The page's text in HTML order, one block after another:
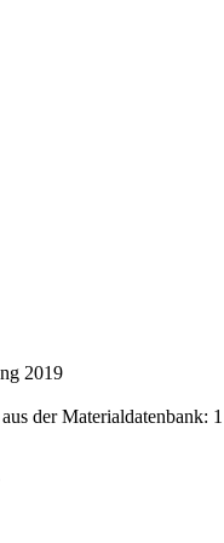
2019
der Materialdatenbank: 1